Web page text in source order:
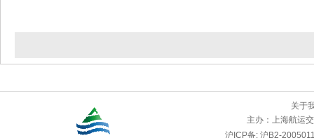
关于
主办： 上海航运
沪ICP备: 沪B2-